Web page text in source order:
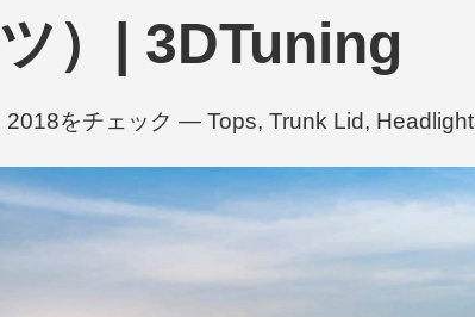
ツ）| 3DTuning
2018をチェック — Tops, Trunk Lid,